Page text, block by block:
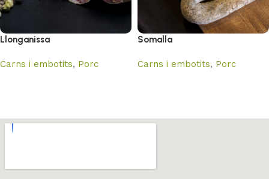
Llonganissa
Carns i embotits, Porc
Somalla
Carns i embotits, Porc